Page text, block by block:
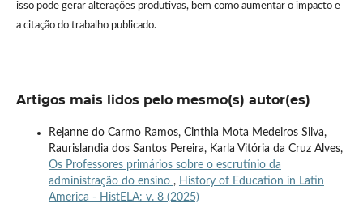
isso pode gerar alterações produtivas, bem como aumentar o impacto e
a citação do trabalho publicado.
Artigos mais lidos pelo mesmo(s) autor(es)
Rejanne do Carmo Ramos, Cinthia Mota Medeiros Silva,
Raurislandia dos Santos Pereira, Karla Vitória da Cruz Alves,
Os Professores primários sobre o escrutínio da
administração do ensino , History of Education in Latin
America - HistELA: v. 8 (2025)